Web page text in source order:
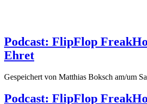
Podcast: FlipFlop
Ehret
Gespeichert von Matthias Boksch am/um
Podcast: FlipFlop